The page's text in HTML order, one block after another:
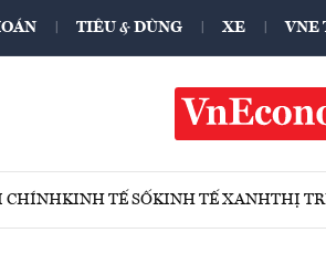
TIÊU & DÙNG XE VNE
CHÍNHKINH TẾ SỐKINH TẾ XANHTHỊ